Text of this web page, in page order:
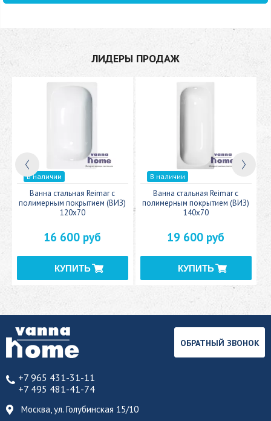
ЛИДЕРЫ ПРОДАЖ
В наличии
Ванна стальная Reimar с
полимерным покрытием (ВИЗ)
120x70
16 600 руб
В наличии
Ванна стальная Reimar с
полимерным покрытием (ВИЗ)
140x70
19 600 руб
+7 965 431-31-11
+7 495 481-41-74
Москва, ул. Голубинская 15/10
ОБРАТНЫЙ ЗВОНОК